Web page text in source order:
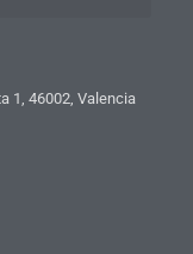
1, 46002, Valencia